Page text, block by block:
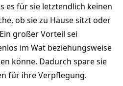
es für sie letztendlich keinen
ob sie zu Hause sitzt oder
großer Vorteil sei
im Wat beziehungsweise
könne. Dadurch spare sie
für ihre Verpflegung.